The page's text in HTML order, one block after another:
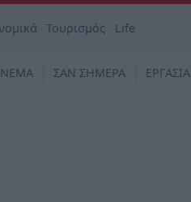
Τουρισμός Life
ΣΑΝ ΣΗΜΕΡΑ ΕΡΓΑΣΙΑ